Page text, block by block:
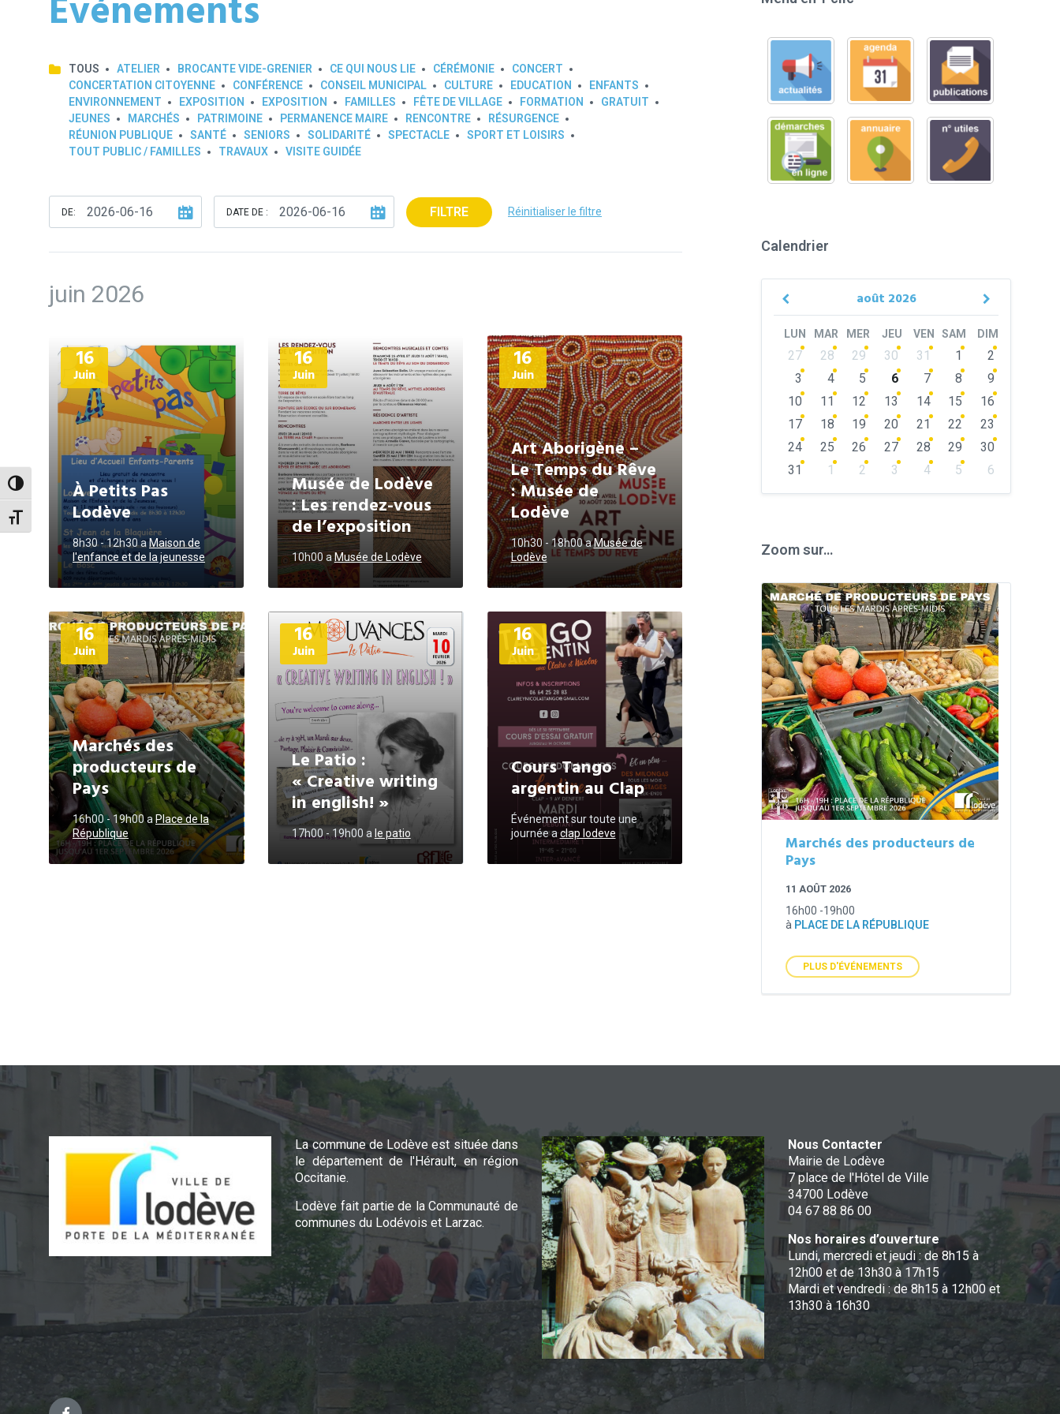
Passer en contraste élevé
Changer la taille de la police
Événements
TOUS ATELIER BROCANTE VIDE-GRENIER CE QUI NOUS LIE CÉRÉMONIE
CONCERT
CONCERTATION CITOYENNE
CONFÉRENCE CONSEIL MUNICIPAL CULTURE EDUCATION
ENFANTS
ENVIRONNEMENT
EXPOSITION EXPOSITION FAMILLES FÊTE DE VILLAGE FORMATION
GRATUIT
JEUNES
MARCHÉS PATRIMOINE PERMANENCE MAIRE RENCONTRE
RÉSURGENCE
RÉUNION PUBLIQUE
SANTÉ SENIORS SOLIDARITÉ SPECTACLE
SPORT ET LOISIRS
TOUT PUBLIC / FAMILLES
TRAVAUX VISITE GUIDÉE
DE: DATE DE : FILTRE Réinitialiser le filtre
juin 2026
16
Juin
À Petits Pas
Lodève
8h30 - 12h30aMaison de
l'enfance et de la jeunesse
Plus
d'informations
16
Juin
Musée de Lodève
: Les rendez-vous
de l’exposition
10h00aMusée de Lodève
Plus
d'informations
16
Juin
Art Aborigène –
Le Temps du Rêve
: Musée de
Lodève
10h30 - 18h00aMusée de
Lodève
Plus
d'informations
16
Juin
Marchés des
producteurs de
Pays
16h00 - 19h00a Place de la
République
Plus
d'informations
16
Juin
Le Patio :
« Creative writing
in english! »
17h00 - 19h00 a le patio
Plus
d'informations
16
Juin
Cours Tango
argentin au Clap
Événement sur toute une
journéeaclap lodeve
Plus
d'informations
Calendrier
août 2026
Previous
Next
LUN MAR MER JEU VEN SAM DIM
Skip
calendar
days
27 28 29 30 31 1
2
3
4 5 6 7 8
9
10
11 12 13 14 15
16
17
18 19 20 21 22
23
24
25 26 27 28 29
30
31
1 2 3 4 5
6
Zoom sur…
Marchés des producteurs de
Pays
11 AOÛT 2026
16h00 -19h00
à PLACE DE LA RÉPUBLIQUE
PLUS D'ÉVÉNEMENTS
La commune de Lodève est située dans
le département de l'Hérault, en région
Occitanie.
Lodève fait partie de la Communauté de
communes du Lodévois et Larzac.
Nous Contacter
Mairie de Lodève
7 place de l'Hôtel de Ville
34700 Lodève
04 67 88 86 00
Nos horaires d’ouverture
Lundi, mercredi et jeudi : de 8h15 à
12h00 et de 13h30 à 17h15
Mardi et vendredi : de 8h15 à 12h00 et
13h30 à 16h30